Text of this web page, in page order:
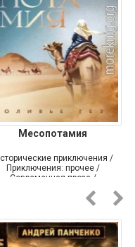
Месопотамия
приключения /
Приключения: прочее /
Современная проза /